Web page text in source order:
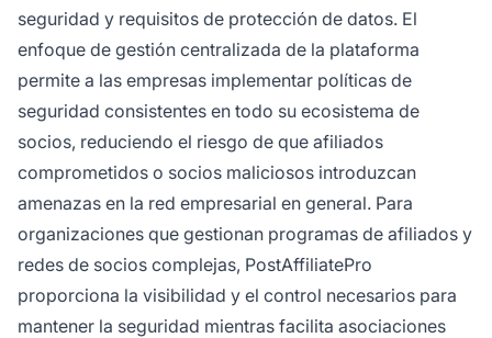
seguridad y requisitos de protección de datos. El
enfoque de gestión centralizada de la plataforma
permite a las empresas implementar políticas de
seguridad consistentes en todo su ecosistema de
socios, reduciendo el riesgo de que afiliados
comprometidos o socios maliciosos introduzcan
amenazas en la red empresarial en general. Para
organizaciones que gestionan programas de afiliados y
redes de socios complejas, PostAffiliatePro
proporciona la visibilidad y el control necesarios para
mantener la seguridad mientras facilita asociaciones